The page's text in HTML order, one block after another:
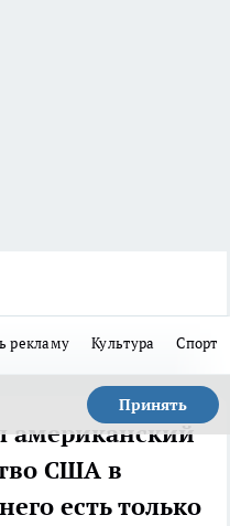
рекламу Культура Спорт
Принять
американский
США в
есть только